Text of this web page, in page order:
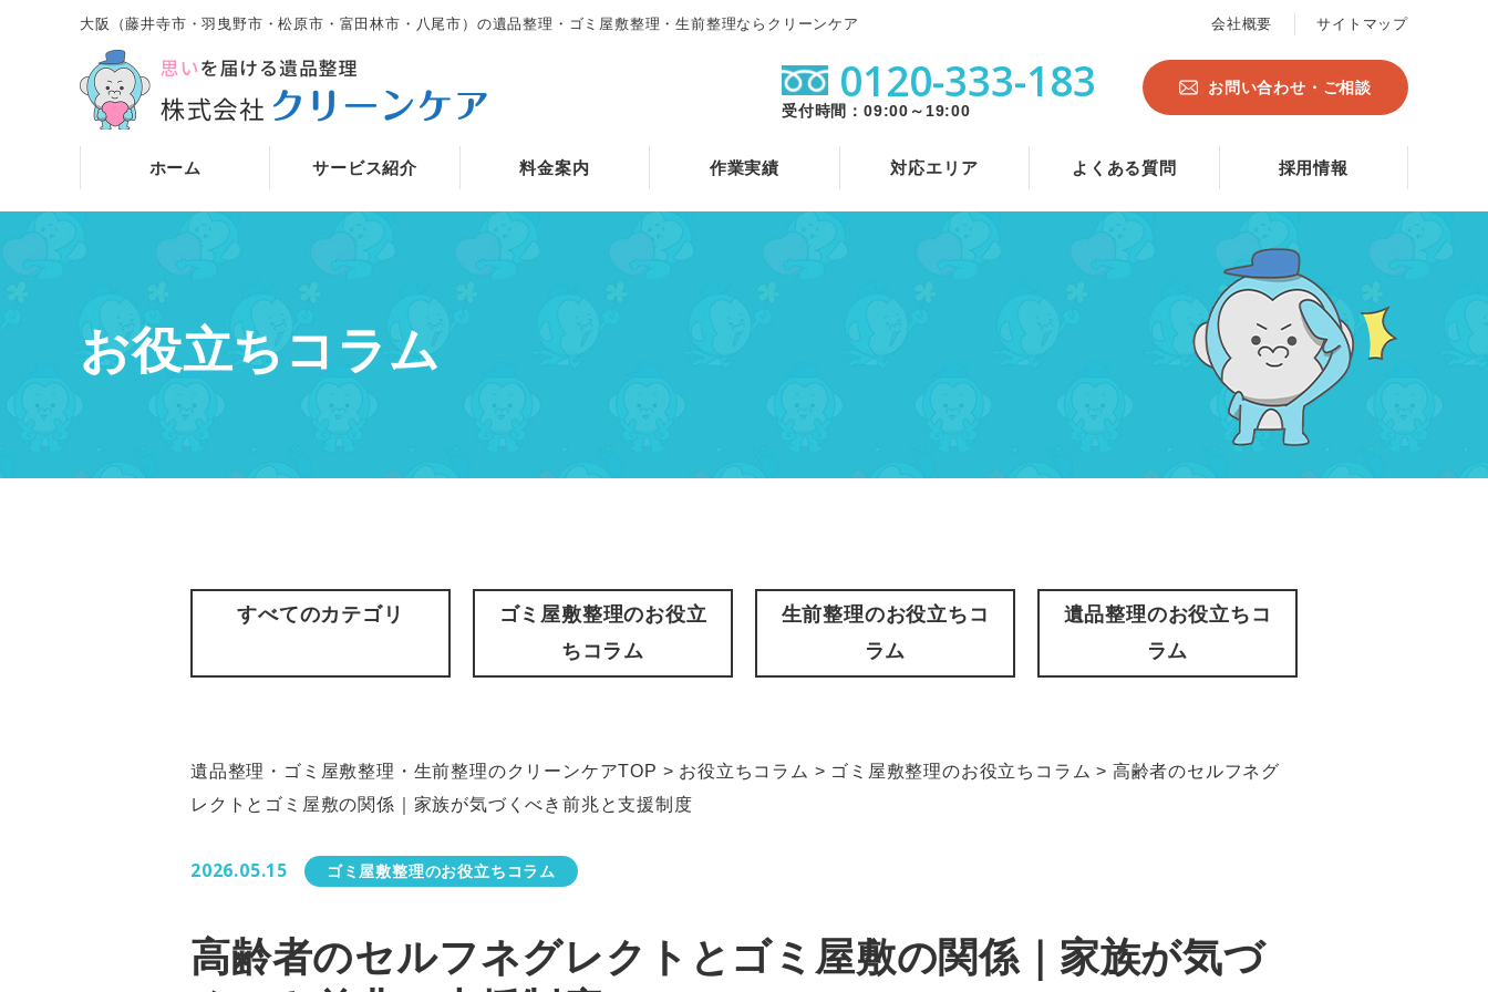
大阪（藤井寺市・羽曳野市・松原市・富田林市・八尾市）の遺品整理・ゴミ屋敷整理・生前整理ならクリーンケア 会社概要 サイトマップ
0120-333-183
受付時間：09:00～19:00
お問い合わせ・ご相談
ホーム サービス紹介 料金案内 作業実績 対応エリア よくある質問 採用情報
お役立ちコラム
すべてのカテゴリ
ゴミ屋敷整理のお役立
ちコラム
生前整理のお役立ちコ
ラム
遺品整理のお役立ちコ
ラム
遺品整理・ゴミ屋敷整理・生前整理のクリーンケアTOP > お役立ちコラム > ゴミ屋敷整理のお役立ちコラム > 高齢者のセルフネグ
レクトとゴミ屋敷の関係｜家族が気づくべき前兆と支援制度
2026.05.15 ゴミ屋敷整理のお役立ちコラム
高齢者のセルフネグレクトとゴミ屋敷の関係｜家族が気づ